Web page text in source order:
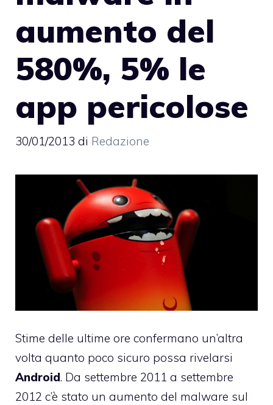
aumento del
580%, 5% le
app pericolose
30/01/2013 di Redazione
Stime delle ultime ore confermano un’altra
volta quanto poco sicuro possa rivelarsi
Android. Da settembre 2011 a settembre
2012 c’è stato un aumento del malware sul